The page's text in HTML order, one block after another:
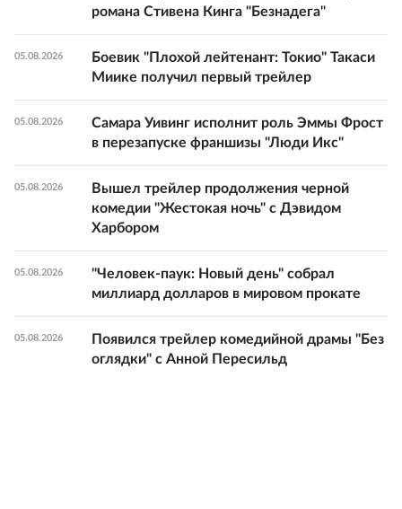
романа Стивена Кинга "Безнадега"
05.08.2026
Боевик "Плохой лейтенант: Токио" Такаси
Миике получил первый трейлер
05.08.2026
Самара Уивинг исполнит роль Эммы Фрост
в перезапуске франшизы "Люди Икс"
05.08.2026
Вышел трейлер продолжения черной
комедии "Жестокая ночь" с Дэвидом
Харбором
05.08.2026
"Человек-паук: Новый день" собрал
миллиард долларов в мировом прокате
05.08.2026
Появился трейлер комедийной драмы "Без
оглядки" с Анной Пересильд